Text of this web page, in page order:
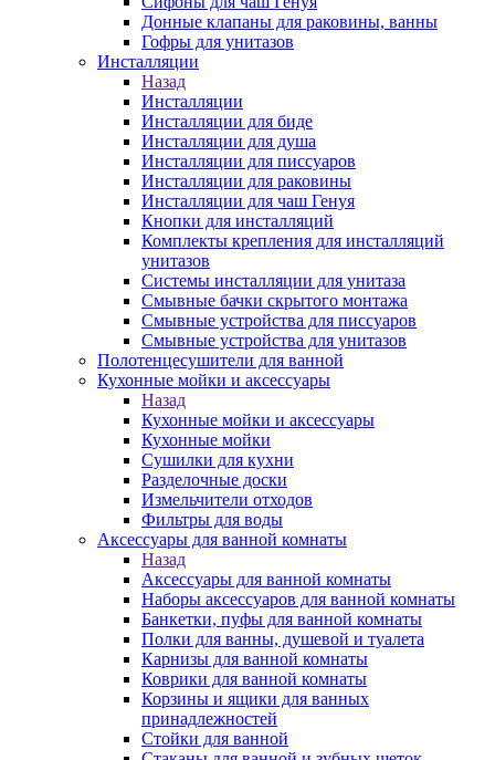
Донные клапаны для раковины, ванны
Гофры для унитазов
Инсталляции
Назад
Инсталляции
Инсталляции для биде
Инсталляции для душа
Инсталляции для писсуаров
Инсталляции для раковины
Инсталляции для чаш Генуя
Кнопки для инсталляций
Комплекты крепления для инсталляций
унитазов
Системы инсталляции для унитаза
Смывные бачки скрытого монтажа
Смывные устройства для писсуаров
Смывные устройства для унитазов
Полотенцесушители для ванной
Кухонные мойки и аксессуары
Назад
Кухонные мойки и аксессуары
Кухонные мойки
Сушилки для кухни
Разделочные доски
Измельчители отходов
Фильтры для воды
Аксессуары для ванной комнаты
Назад
Аксессуары для ванной комнаты
Наборы аксессуаров для ванной комнаты
Банкетки, пуфы для ванной комнаты
Полки для ванны, душевой и туалета
Карнизы для ванной комнаты
Коврики для ванной комнаты
Корзины и ящики для ванных
принадлежностей
Стойки для ванной